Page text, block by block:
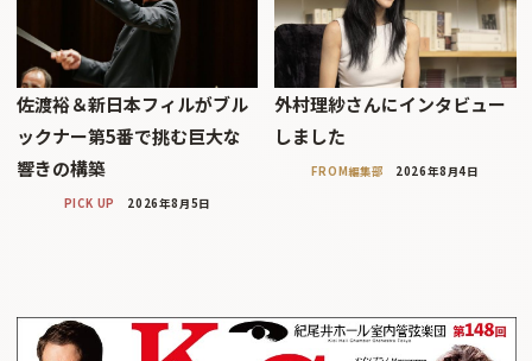
佐渡裕＆新日本フィルがブル
ックナー第5番で挑む巨大な
響きの構築
PICK UP 2026年8月5日
外村理紗さんにインタビュー
しました
FROM編集部 2026年8月4日